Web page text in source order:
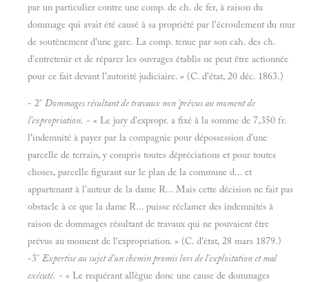
par un particulier contre une comp. de ch. de fer, à raison du
dommage qui avait été causé à sa propriété par l'écroulement du mur
de soutènement d'une gare. La comp. tenue par son cah. des ch.
d'entretenir et de réparer les ouvrages établis ne peut être actionnée
pour ce fait devant l'autorité judiciaire. » (C. d'état, 20 déc. 1863.)
- 2° Dommages résultant de travaux non 'prévus au moment de
l'expropriation. - « Le jury d'expropr. a fixé à la somme de 7,350 fr.
l'indemnité à payer par la compagnie pour dépossession d'une
parcelle de terrain, y compris toutes dépréciations et pour toutes
choses, parcelle figurant sur le plan de la commune d... et
appartenant à l'auteur de la dame R... Mais cette décision ne fait pas
obstacle à ce que la dame R... puisse réclamer des indemnités à
raison de dommages résultant de travaux qui ne pouvaient être
prévus au moment de l'expropriation. » (C. d'état, 28 mars 1879.)
-3° Expertise au sujet d'un chemin promis lors de l'exploitation et mal
exécuté. - « Le requérant allègue donc une cause de dommages